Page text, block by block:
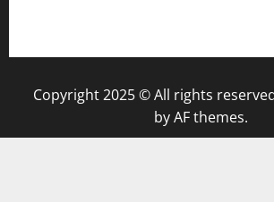
Copyright 2025 © All rights
by AF themes.